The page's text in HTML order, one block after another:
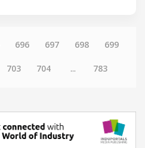
696 697 698 699
703 704 ... 783